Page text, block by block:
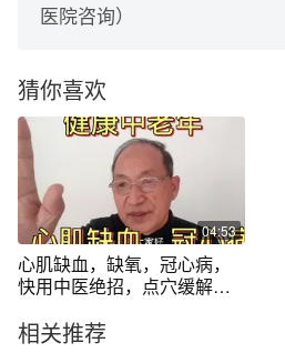
医院咨询）
猜你喜欢
04:53
心肌缺血，缺氧，冠心病，
快用中医绝招，点穴缓解就
相关推荐